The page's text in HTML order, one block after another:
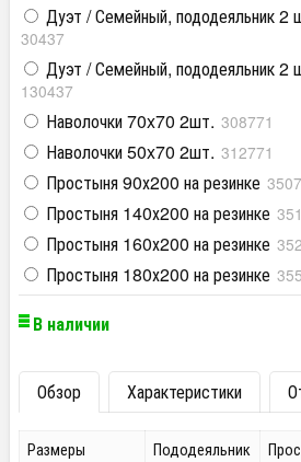
Дуэт / Семейный, пододеяльник 2
30437
Дуэт / Семейный, пододеяльник 2
130437
Наволочки 70x70 2шт. 308771
Наволочки 50x70 2шт. 312771
Простыня 90х200 на резинке
Простыня 140х200 на резинке
Простыня 160х200 на резинке
Простыня 180х200 на резинке
В наличии
Обзор Характеристики
Размеры Пододеяльник